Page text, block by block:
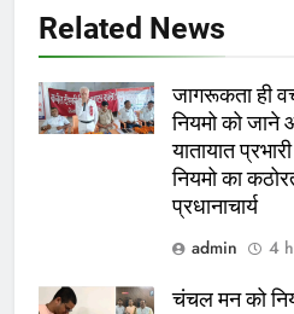
Related News
जागरूकता ही
नियमो को
यातायात
नियमो का
प्रधानाचार्य
admin
4
चंचल मन को